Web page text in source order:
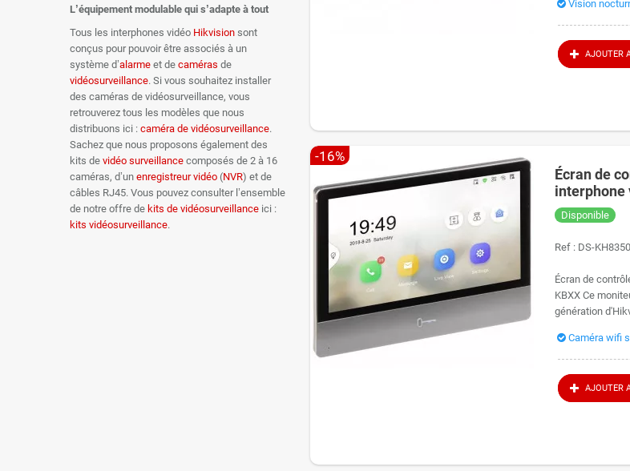
Interphone vidéo sur mesure
La grande particularité des interphones vidéo Hikvision réside dans
autour de l'élément central : la platine de rue DS-KD8003-IME1 ou
badges, boutons d'appel, clavier à code, module braille) et l'écran
Vous choisissez aussi le mode de pose : en saillie contre le mur, ou
appels, ouverture à distance etcamérasréunis sur une seule
Vision
AJOUTER
-16%
Écran de
interphone
Disponible
Ref : DS-
Écran de
KBXX Ce
génération
Caméra wifi
AJOUTER
L’équipement modulable qui s’adapte à tout
Tous les interphones vidéo Hikvision sont
conçus pour pouvoir être associés à un
système d’alarme et de caméras de
vidéosurveillance. Si vous souhaitez installer
des caméras de vidéosurveillance, vous
retrouverez tous les modèles que nous
distribuons ici : caméra de vidéosurveillance.
Sachez que nous proposons également des
kits de vidéo surveillance composés de 2 à 16
caméras, d’un enregistreur vidéo (NVR) et de
câbles RJ45. Vous pouvez consulter l’ensemble
de notre offre de kits de vidéosurveillance ici :
kits vidéosurveillance.